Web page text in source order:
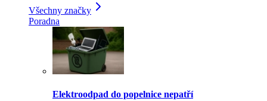
Všechny značky
Poradna
Elektroodpad do popelnice nepatří